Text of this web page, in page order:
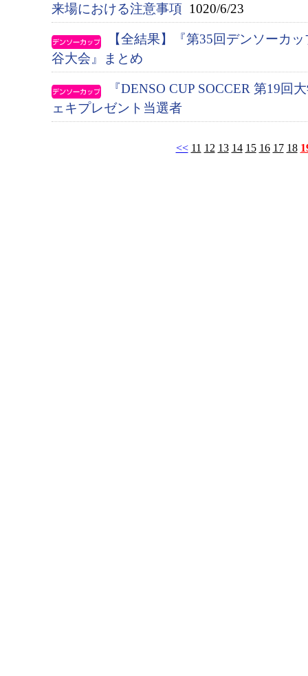
来場における注意事項 1020/6/23
【全結果】『第35回デンソーカ
谷大会』まとめ
『DENSO CUP SOCCER 第19回
ェキプレゼント当選者
<< 11 12 13 14 15 16 17 18